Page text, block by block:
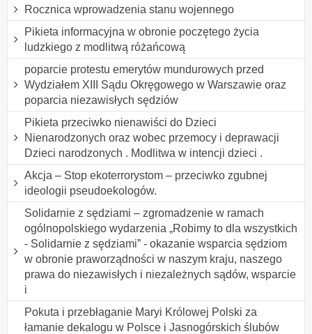
Rocznica wprowadzenia stanu wojennego
Pikieta informacyjna w obronie poczętego życia
ludzkiego z modlitwą różańcową
poparcie protestu emerytów mundurowych przed
Wydziałem XIII Sądu Okręgowego w Warszawie oraz
poparcia niezawisłych sędziów
Pikieta przeciwko nienawiści do Dzieci
Nienarodzonych oraz wobec przemocy i deprawacji
Dzieci narodzonych . Modlitwa w intencji dzieci .
Akcja – Stop ekoterrorystom – przeciwko zgubnej
ideologii pseudoekologów.
Solidarnie z sędziami – zgromadzenie w ramach
ogólnopolskiego wydarzenia „Robimy to dla wszystkich
- Solidarnie z sędziami” - okazanie wsparcia sędziom
w obronie praworządności w naszym kraju, naszego
prawa do niezawisłych i niezależnych sądów, wsparcie
i
Pokuta i przebłaganie Maryi Królowej Polski za
łamanie dekalogu w Polsce i Jasnogórskich ślubów